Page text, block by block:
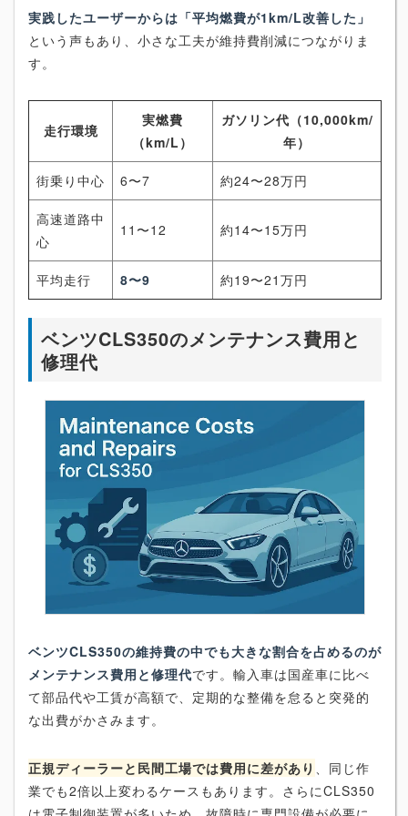
実践したユーザーからは「平均燃費が1km/L改善した」
という声もあり、小さな工夫が維持費削減につながりま
す。
走行環境
実燃費
（km/L）
ガソリン代（10,000km/
年）
街乗り中心 6〜7 約24〜28万円
高速道路中
心
11〜12 約14〜15万円
平均走行 8〜9 約19〜21万円
ベンツCLS350のメンテナンス費用と
修理代
ベンツCLS350の維持費の中でも大きな割合を占めるのが
メンテナンス費用と修理代です。輸入車は国産車に比べ
て部品代や工賃が高額で、定期的な整備を怠ると突発的
な出費がかさみます。
正規ディーラーと民間工場では費用に差があり
、同じ作
業でも2倍以上変わるケースもあります。さらにCLS350